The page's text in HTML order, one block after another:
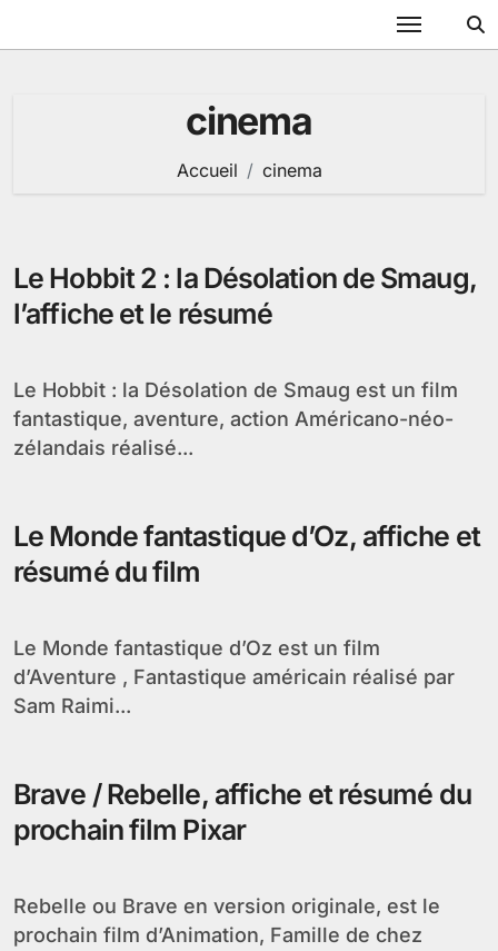
cinema
Accueil cinema
Le Hobbit 2 : la Désolation de Smaug,
l’affiche et le résumé
Le Hobbit : la Désolation de Smaug est un film
fantastique, aventure, action Américano-néo-
zélandais réalisé...
Le Monde fantastique d’Oz, affiche et
résumé du film
Le Monde fantastique d’Oz est un film
d’Aventure , Fantastique américain réalisé par
Sam Raimi...
Brave / Rebelle, affiche et résumé du
prochain film Pixar
Rebelle ou Brave en version originale, est le
prochain film d’Animation, Famille de chez